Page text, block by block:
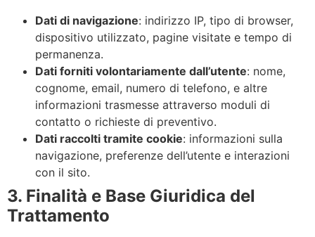
Dati di navigazione: indirizzo IP, tipo di browser,
dispositivo utilizzato, pagine visitate e tempo di
permanenza.
Dati forniti volontariamente dall’utente: nome,
cognome, email, numero di telefono, e altre
informazioni trasmesse attraverso moduli di
contatto o richieste di preventivo.
Dati raccolti tramite cookie: informazioni sulla
navigazione, preferenze dell’utente e interazioni
con il sito.
3. Finalità e Base Giuridica del
Trattamento